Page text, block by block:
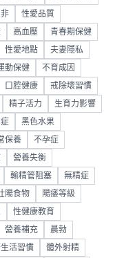
性愛品質
高血壓 青春期保健
性愛地點 夫妻隱私
動保健 不育成因
口腔健康 戒除壞習慣
精子活力 生育力影響
黑色水果
保養 不孕症
營養失衡
輸精管阻塞 無精症
陽食物 陽痿等級
性健康教育
營養補充 晨勃
活習慣 體外射精